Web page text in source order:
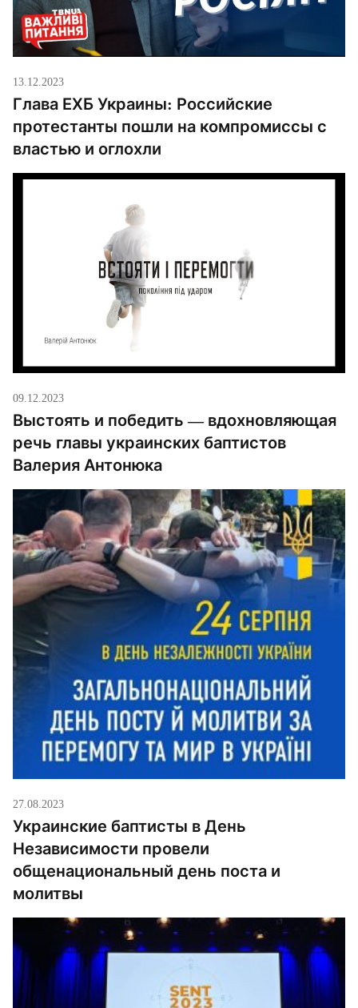
13.12.2023
Глава ЕХБ Украины: Российские
протестанты пошли на компромиссы с
властью и оглохли
09.12.2023
Выстоять и победить — вдохновляющая
речь главы украинских баптистов
Валерия Антонюка
27.08.2023
Украинские баптисты в День
Независимости провели
общенациональный день поста и
молитвы